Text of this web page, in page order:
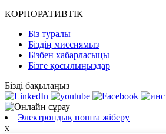
КОРПОРАТИВТІК
Біз туралы
Біздің миссиямыз
Бізбен хабарласыңы
Бізге қосылыңыздар
Бізді бақылаңыз
Электрондық пошта жіберу
x